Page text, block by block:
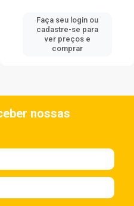
Faça seu login ou
cadastre-se para
ver preços e
comprar
nossas